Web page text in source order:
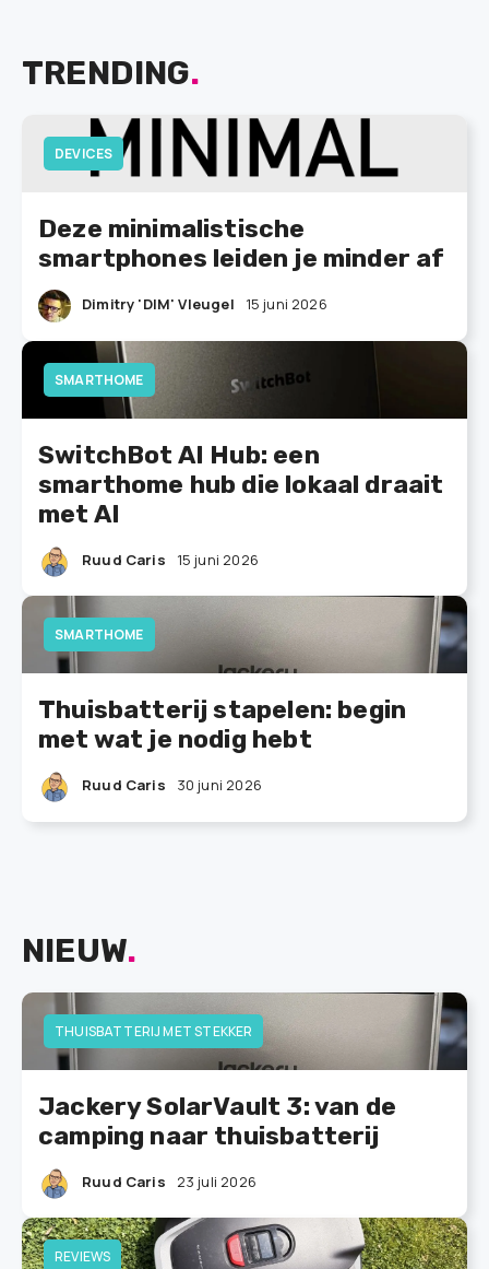
TRENDING.
DEVICES
Deze minimalistische
smartphones leiden je minder af
Dimitry 'DIM' Vleugel 15 juni 2026
SMARTHOME
SwitchBot AI Hub: een
smarthome hub die lokaal draait
met AI
Ruud Caris 15 juni 2026
SMARTHOME
Thuisbatterij stapelen: begin
met wat je nodig hebt
Ruud Caris 30 juni 2026
NIEUW.
THUISBATTERIJ MET STEKKER
Jackery SolarVault 3: van de
camping naar thuisbatterij
Ruud Caris 23 juli 2026
REVIEWS